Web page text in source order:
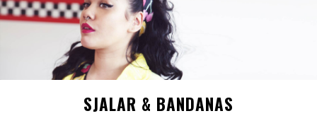
SJALAR & BANDANAS